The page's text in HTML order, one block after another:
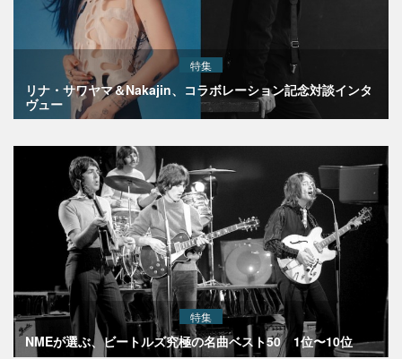
特集
リナ・サワヤマ＆Nakajin、コラボレーション記念対談インタ
ヴュー
特集
NMEが選ぶ、ビートルズ究極の名曲ベスト50 1位〜10位